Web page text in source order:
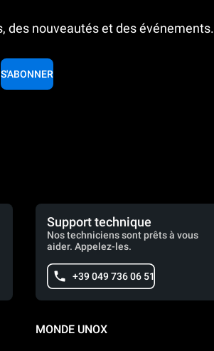
des nouveautés et des événements.
S'ABONNER
Support technique
Nos techniciens sont prêts à vous
aider. Appelez-les.
+39 049 736 06 51
MONDE UNOX